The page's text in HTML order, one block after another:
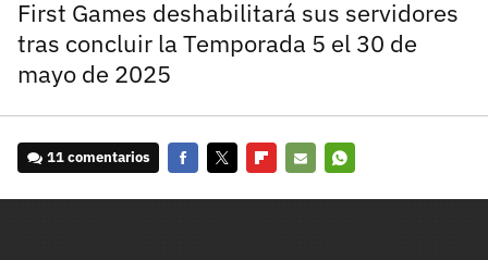
First Games deshabilitará sus servidores
tras concluir la Temporada 5 el 30 de
mayo de 2025
11 comentarios
¿Ya tienes cuenta?